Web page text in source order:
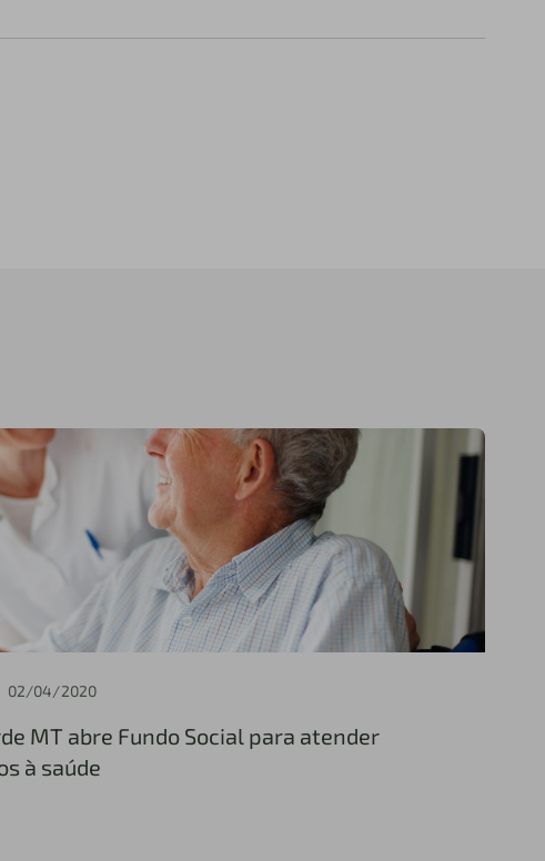
02/04/2020
MT abre Fundo Social para atender
à saúde